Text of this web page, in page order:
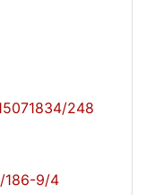
248
186-9/4